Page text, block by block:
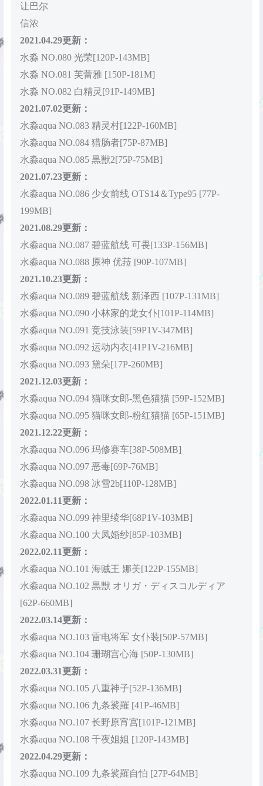
让巴尔
信浓
2021.04.29更新：
水淼 NO.080 光荣[120P-143MB]
水淼 NO.081 芙蕾雅 [150P-181M]
水淼 NO.082 白精灵[91P-149MB]
2021.07.02更新：
水淼aqua NO.083 精灵村[122P-160MB]
水淼aqua NO.084 猎肠者[75P-87MB]
水淼aqua NO.085 黒獣2[75P-75MB]
2021.07.23更新：
水淼aqua NO.086 少女前线 OTS14＆Type95 [77P-
199MB]
2021.08.29更新：
水淼aqua NO.087 碧蓝航线 可畏[133P-156MB]
水淼aqua NO.088 原神 优菈 [90P-107MB]
2021.10.23更新：
水淼aqua NO.089 碧蓝航线 新泽西 [107P-131MB]
水淼aqua NO.090 小林家的龙女仆[101P-114MB]
水淼aqua NO.091 竞技泳装[59P1V-347MB]
水淼aqua NO.092 运动内衣[41P1V-216MB]
水淼aqua NO.093 黛朵[17P-260MB]
2021.12.03更新：
水淼aqua NO.094 猫咪女郎-黑色猫猫 [59P-152MB]
水淼aqua NO.095 猫咪女郎-粉红猫猫 [65P-151MB]
2021.12.22更新：
水淼aqua NO.096 玛修赛车[38P-508MB]
水淼aqua NO.097 恶毒[69P-76MB]
水淼aqua NO.098 冰雪2b[110P-128MB]
2022.01.11更新：
水淼aqua NO.099 神里绫华[68P1V-103MB]
水淼aqua NO.100 大凤婚纱[85P-103MB]
2022.02.11更新：
水淼aqua NO.101 海贼王 娜美[122P-155MB]
水淼aqua NO.102 黒獣 オリガ・ディスコルディア
[62P-660MB]
2022.03.14更新：
水淼aqua NO.103 雷电将军 女仆装[50P-57MB]
水淼aqua NO.104 珊瑚宫心海 [50P-130MB]
2022.03.31更新：
水淼aqua NO.105 八重神子[52P-136MB]
水淼aqua NO.106 九条裟羅 [41P-46MB]
水淼aqua NO.107 长野原宵宫[101P-121MB]
水淼aqua NO.108 千夜姐姐 [120P-143MB]
2022.04.29更新：
水淼aqua NO.109 九条裟羅自怕 [27P-64MB]